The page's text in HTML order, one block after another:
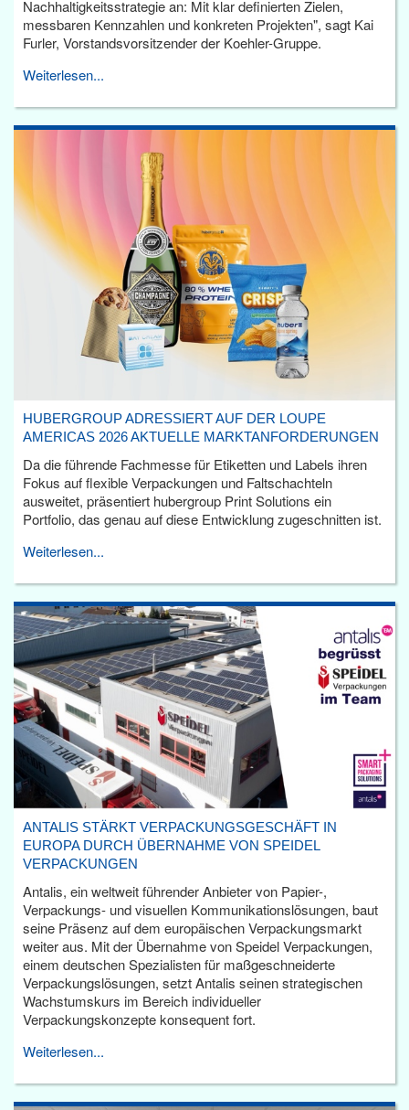
Nachhaltigkeitsstrategie an: Mit klar definierten Zielen,
messbaren Kennzahlen und konkreten Projekten", sagt Kai
Furler, Vorstandsvorsitzender der Koehler-Gruppe.
Weiterlesen...
HUBERGROUP ADRESSIERT AUF DER LOUPE
AMERICAS 2026 AKTUELLE MARKTANFORDERUNGEN
Da die führende Fachmesse für Etiketten und Labels ihren
Fokus auf flexible Verpackungen und Faltschachteln
ausweitet, präsentiert hubergroup Print Solutions ein
Portfolio, das genau auf diese Entwicklung zugeschnitten ist.
Weiterlesen...
ANTALIS STÄRKT VERPACKUNGSGESCHÄFT IN
EUROPA DURCH ÜBERNAHME VON SPEIDEL
VERPACKUNGEN
Antalis, ein weltweit führender Anbieter von Papier-,
Verpackungs- und visuellen Kommunikationslösungen, baut
seine Präsenz auf dem europäischen Verpackungsmarkt
weiter aus. Mit der Übernahme von Speidel Verpackungen,
einem deutschen Spezialisten für maßgeschneiderte
Verpackungslösungen, setzt Antalis seinen strategischen
Wachstumskurs im Bereich individueller
Verpackungskonzepte konsequent fort.
Weiterlesen...